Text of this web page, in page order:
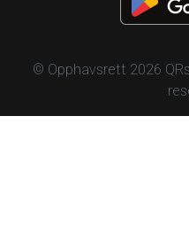
© Opphavsrett 2026